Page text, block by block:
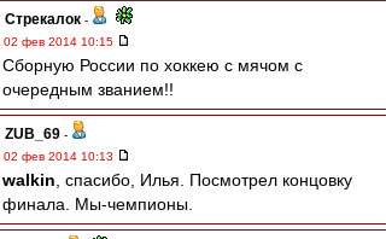
Стрекалок -
02 фев 2014 10:15
Сборную России по хоккею с мячом с
очередным званием!!
ZUB_69 -
02 фев 2014 10:13
walkin , спасибо, Илья. Посмотрел концовку
финала. Мы-чемпионы.